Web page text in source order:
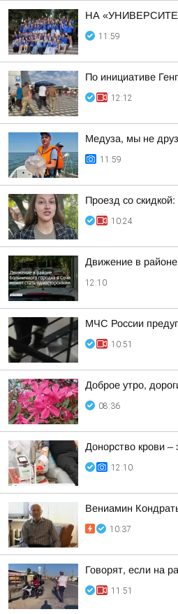
НА
11:59
По инициативе
12:12
Медуза, мы не
11:59
Проезд со
10:24
Движение в
12:10
МЧС России
10:51
Доброе утро,
08:36
Донорство крови
12:10
Вениамин
10:37
Говорят, если на
11:51